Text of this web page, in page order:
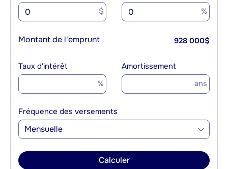
$ %
Montant de l'emprunt 928 000$
Taux d'intérêt
%
Amortissement
ans
Fréquence des versements
Mensuelle
Calculer